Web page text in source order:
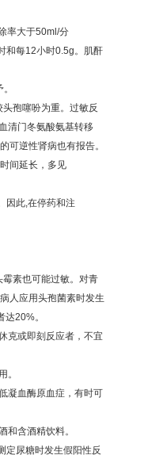
率大于50ml/分
和每12小时0.5g 。肌酐
孢噻吩为重。过敏反
清门冬氨酸氨基转移
可逆性肾病也有报告。
间延长，多见
因此 在停药和注
霉素也可能过敏。对青
人应用头孢菌素时发生
达20%。
克或即刻反应者，不宜
。
凝血酶原血症，有时可
和含酒精饮料。
定尿糖时发生假阳性反